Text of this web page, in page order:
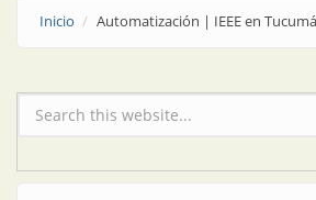
Inicio Automatización | IEEE en
Formulario de búsqueda